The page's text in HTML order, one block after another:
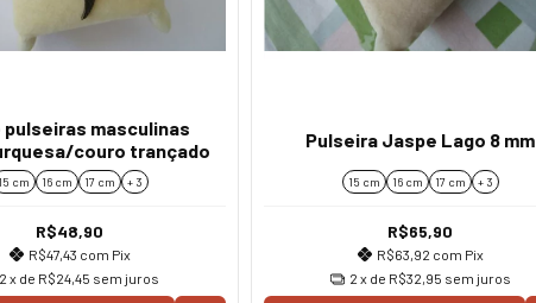
pulseiras masculinas
couro trançado
15 cm 16 cm 17 cm + 3
R$48,90
R$47,43 com Pix
2 x de R$24,45 sem juros
Pulseira Jaspe Lago 8 mm
15 cm 16 cm 17 cm + 3
R$65,90
R$63,92 com Pix
2 x de R$32,95 sem juros